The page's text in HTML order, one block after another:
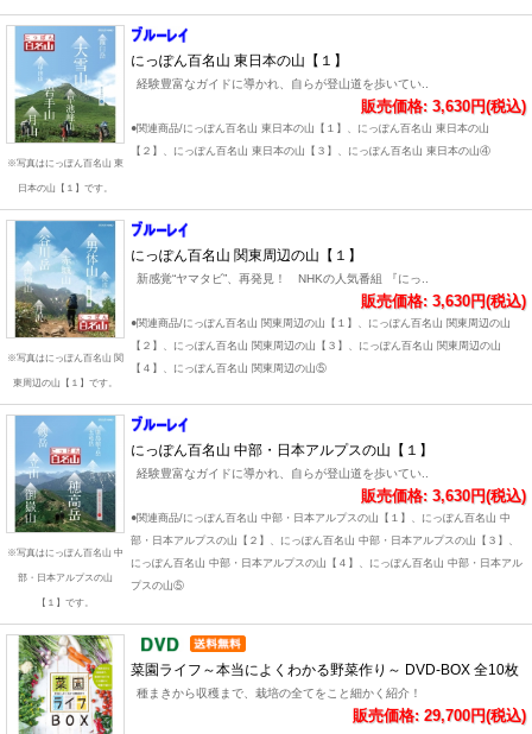
※写真はにっぽん百名山 東
日本の山【１】です。
にっぽん百名山 東日本の山【１】
経験豊富なガイドに導かれ、自らが登山道を歩いてい..
販売価格: 3,630円(税込)
●関連商品/にっぽん百名山 東日本の山【１】、にっぽん百名山 東日本の山
【２】、にっぽん百名山 東日本の山【３】、にっぽん百名山 東日本の山④
※写真はにっぽん百名山 関
東周辺の山【１】です。
にっぽん百名山 関東周辺の山【１】
新感覚“ヤマタビ”、再発見！ NHKの人気番組 『にっ..
販売価格: 3,630円(税込)
●関連商品/にっぽん百名山 関東周辺の山【１】、にっぽん百名山 関東周辺の山
【２】、にっぽん百名山 関東周辺の山【３】、にっぽん百名山 関東周辺の山
【４】、にっぽん百名山 関東周辺の山⑤
※写真はにっぽん百名山 中
部・日本アルプスの山
【１】です。
にっぽん百名山 中部・日本アルプスの山【１】
経験豊富なガイドに導かれ、自らが登山道を歩いてい..
販売価格: 3,630円(税込)
●関連商品/にっぽん百名山 中部・日本アルプスの山【１】、にっぽん百名山 中
部・日本アルプスの山【２】、にっぽん百名山 中部・日本アルプスの山【３】、
にっぽん百名山 中部・日本アルプスの山【４】、にっぽん百名山 中部・日本アル
プスの山⑤
菜園ライフ～本当によくわかる野菜作り～ DVD-BOX 全10枚
種まきから収穫まで、栽培の全てをこと細かく紹介！
販売価格: 29,700円(税込)